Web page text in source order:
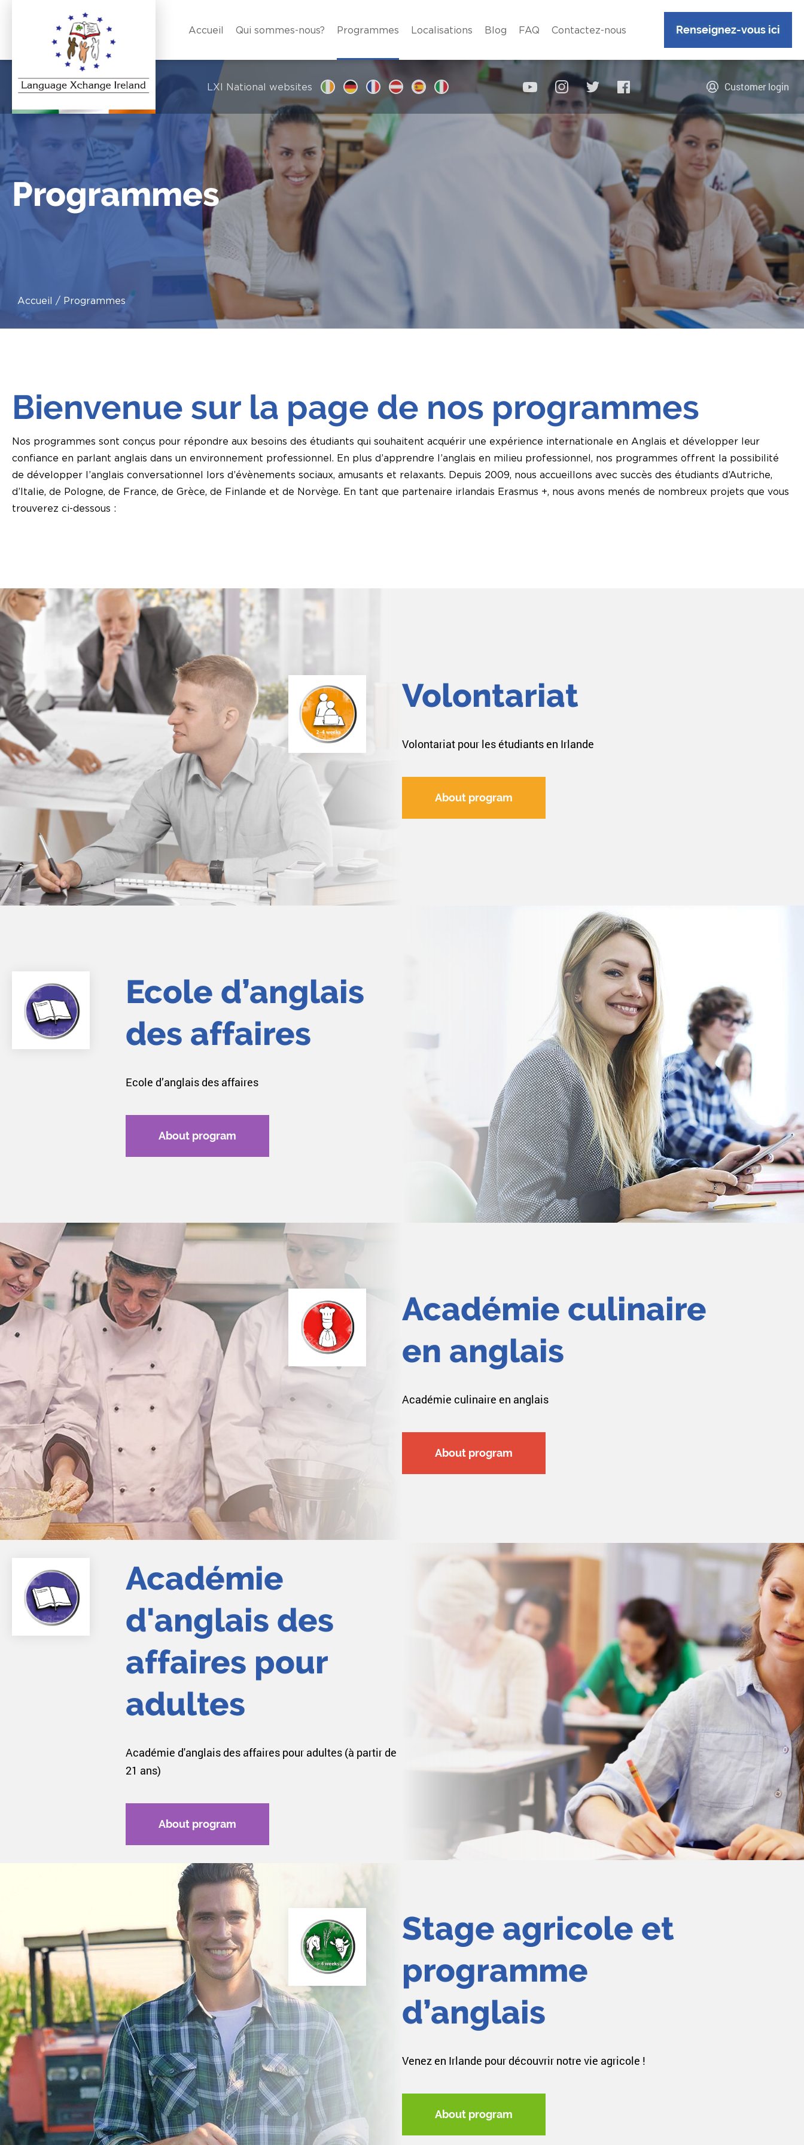
Accueil Qui sommes-nous? Programmes Localisations Blog FAQ Contactez-nous Renseignez-vous ici
LXI National websites Customer login
Programmes
Accueil Programmes
Bienvenue sur la page de nos programmes
Nos programmes sont conçus pour répondre aux besoins des étudiants qui souhaitent acquérir une expérience internationale en Anglais et développer leur
confiance en parlant anglais dans un environnement professionnel. En plus d’apprendre l’anglais en milieu professionnel, nos programmes offrent la possibilité
de développer l’anglais conversationnel lors d’évènements sociaux, amusants et relaxants. Depuis 2009, nous accueillons avec succès des étudiants d’Autriche,
d’Italie, de Pologne, de France, de Grèce, de Finlande et de Norvège. En tant que partenaire irlandais Erasmus +, nous avons menés de nombreux projets que vous
trouverez ci-dessous :
Volontariat
Volontariat pour les étudiants en Irlande
About program
Ecole d’anglais
des affaires
Ecole d’anglais des affaires
About program
Académie culinaire
en anglais
Académie culinaire en anglais
About program
Académie
d'anglais des
affaires pour
adultes
Académie d'anglais des affaires pour adultes (à partir de
21 ans)
About program
Stage agricole et
programme
d’anglais
Venez en Irlande pour découvrir notre vie agricole !
About program